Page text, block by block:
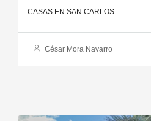
CASAS EN SAN CARLOS
César Mora Navarro